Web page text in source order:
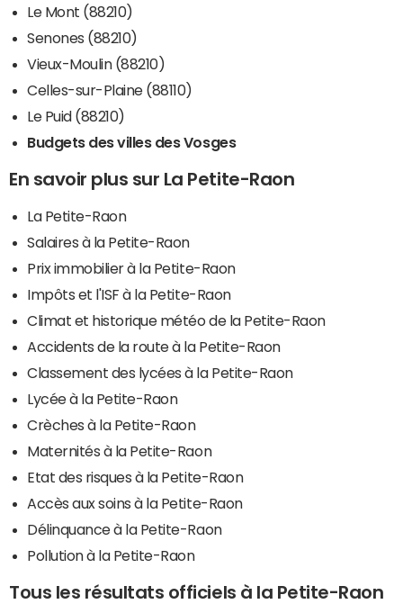
Le Mont (88210)
Senones (88210)
Vieux-Moulin (88210)
Celles-sur-Plaine (88110)
Le Puid (88210)
Budgets des villes des Vosges
En savoir plus sur La Petite-Raon
La Petite-Raon
Salaires à la Petite-Raon
Prix immobilier à la Petite-Raon
Impôts et l'ISF à la Petite-Raon
Climat et historique météo de la Petite-Raon
Accidents de la route à la Petite-Raon
Classement des lycées à la Petite-Raon
Lycée à la Petite-Raon
Crèches à la Petite-Raon
Maternités à la Petite-Raon
Etat des risques à la Petite-Raon
Accès aux soins à la Petite-Raon
Délinquance à la Petite-Raon
Pollution à la Petite-Raon
Tous les résultats officiels à la Petite-Raon